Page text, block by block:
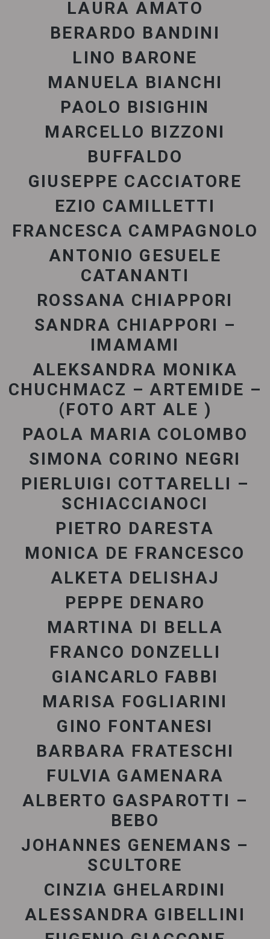
LAURA AMATO
BERARDO BANDINI
LINO BARONE
MANUELA BIANCHI
PAOLO BISIGHIN
MARCELLO BIZZONI
BUFFALDO
GIUSEPPE CACCIATORE
EZIO CAMILLETTI
FRANCESCA CAMPAGNOLO
ANTONIO GESUELE
CATANANTI
ROSSANA CHIAPPORI
SANDRA CHIAPPORI –
IMAMAMI
ALEKSANDRA MONIKA
CHUCHMACZ – ARTEMIDE –
(FOTO ART ALE )
PAOLA MARIA COLOMBO
SIMONA CORINO NEGRI
PIERLUIGI COTTARELLI –
SCHIACCIANOCI
PIETRO DARESTA
MONICA DE FRANCESCO
ALKETA DELISHAJ
PEPPE DENARO
MARTINA DI BELLA
FRANCO DONZELLI
GIANCARLO FABBI
MARISA FOGLIARINI
GINO FONTANESI
BARBARA FRATESCHI
FULVIA GAMENARA
ALBERTO GASPAROTTI –
BEBO
JOHANNES GENEMANS –
SCULTORE
CINZIA GHELARDINI
ALESSANDRA GIBELLINI